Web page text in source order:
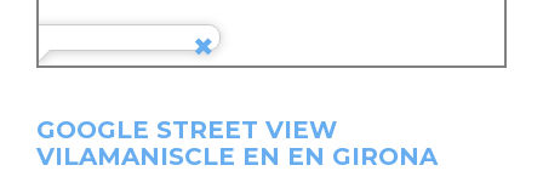
GOOGLE STREET VIEW
VILAMANISCLE EN EN GIRONA